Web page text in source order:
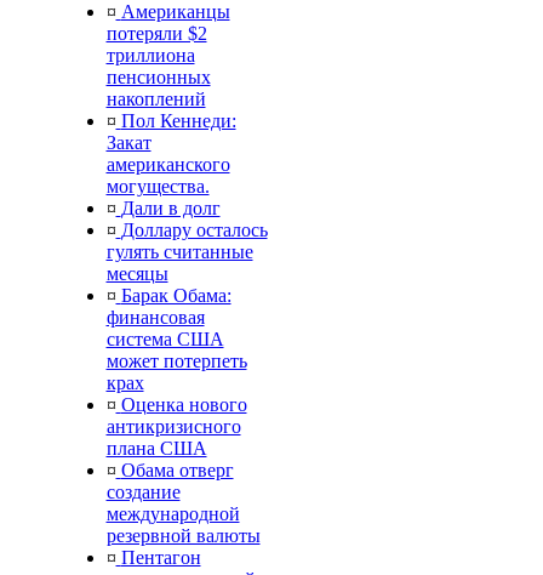
¤ Американцы
потеряли $2
триллиона
пенсионных
накоплений
¤ Пол Кеннеди:
Закат
американского
могущества.
¤ Дали в долг
¤ Доллару осталось
гулять считанные
месяцы
¤ Барак Обама:
финансовая
система США
может потерпеть
крах
¤ Оценка нового
антикризисного
плана США
¤ Обама отверг
создание
международной
резервной валюты
¤ Пентагон